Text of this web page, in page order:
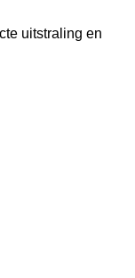
uitstraling en